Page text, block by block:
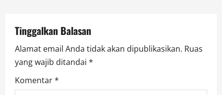
n
Tinggalkan Balasan
Alamat email Anda tidak akan dipublikasikan. Ruas
yang wajib ditandai *
Komentar*